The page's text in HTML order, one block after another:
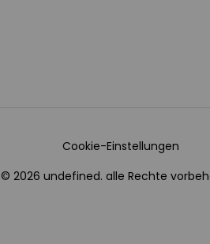
Cookie-Einstellungen
© 2026 undefined. alle Rechte